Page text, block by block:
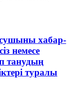
хабар-
немесе
танудың
туралы